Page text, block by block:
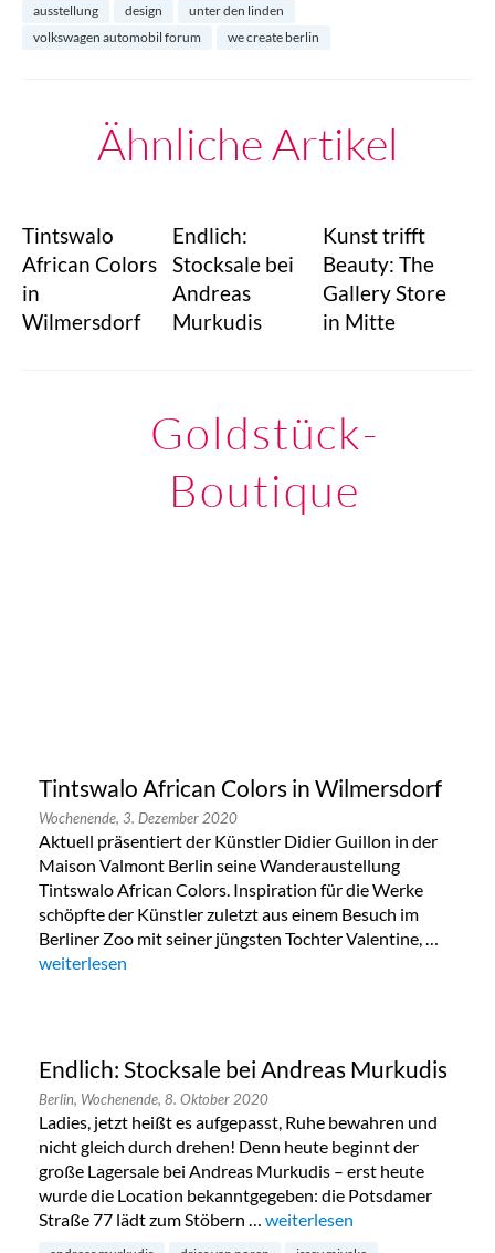
ausstellung design
unter den linden
volkswagen automobil forum
we create berlin
Ähnliche Artikel
Tintswalo
African Colors
in
Wilmersdorf
Endlich:
Stocksale bei
Andreas
Murkudis
Kunst trifft
Beauty: The
Gallery Store
in Mitte
Goldstück-
Boutique
Tintswalo African Colors in Wilmersdorf
Wochenende, 3. Dezember 2020
Aktuell präsentiert der Künstler Didier Guillon in der
Maison Valmont Berlin seine Wanderaustellung
Tintswalo African Colors. Inspiration für die Werke
schöpfte der Künstler zuletzt aus einem Besuch im
Berliner Zoo mit seiner jüngsten Tochter Valentine, …
„Tintswalo African Colors in Wilmersdorf“
weiterlesen
Endlich: Stocksale bei Andreas Murkudis
Berlin, Wochenende, 8. Oktober 2020
Ladies, jetzt heißt es aufgepasst, Ruhe bewahren und
nicht gleich durch drehen! Denn heute beginnt der
große Lagersale bei Andreas Murkudis – erst heute
wurde die Location bekanntgegeben: die Potsdamer
Straße 77 lädt zum Stöbern … „Endlich: Stocksale bei
weiterlesen